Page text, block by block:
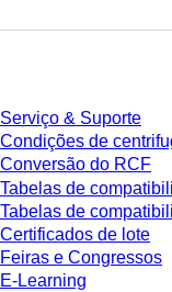
Serviço & Suporte
Condições de
Conversão do RCF
Tabelas de
Tabelas de
Certificados de lote
Feiras e Congressos
E-Learning